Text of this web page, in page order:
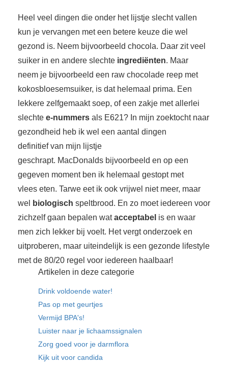
Heel veel dingen die onder het lijstje slecht vallen
kun je vervangen met een betere keuze die wel
gezond is. Neem bijvoorbeeld chocola. Daar zit veel
suiker in en andere slechte ingrediënten. Maar
neem je bijvoorbeeld een raw chocolade reep met
kokosbloesemsuiker, is dat helemaal prima. Een
lekkere zelfgemaakt soep, of een zakje met allerlei
slechte e-nummers als E621? In mijn zoektocht naar
gezondheid heb ik wel een aantal dingen
definitief van mijn lijstje
geschrapt. MacDonalds bijvoorbeeld en op een
gegeven moment ben ik helemaal gestopt met
vlees eten. Tarwe eet ik ook vrijwel niet meer, maar
wel
biologisch speltbrood. En zo moet iedereen voor
zichzelf gaan bepalen watacceptabel is en waar
men zich lekker bij voelt. Het vergt onderzoek en
uitproberen, maar uiteindelijk is een gezonde lifestyle
met de 80/20 regel voor iedereen haalbaar!
Artikelen in deze categorie
Drink voldoende water!
Pas op met geurtjes
Vermijd BPA's!
Luister naar je lichaamssignalen
Zorg goed voor je darmflora
Kijk uit voor candida
te
de
website-
van